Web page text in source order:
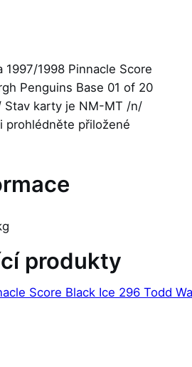
1997/1998 Pinnacle Score
Penguins Base 01 of 20
Stav karty je NM-MT /n/
prohlédněte přiložené
produkty